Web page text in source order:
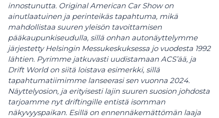
innostunutta. Original American Car Show on
ainutlaatuinen ja perinteikäs tapahtuma, mikä
mahdollistaa suuren yleisön tavoittamisen
pääkaupunkiseudulla, sillä onhan autonäyttelymme
järjestetty Helsingin Messukeskuksessa jo vuodesta 1992
lähtien. Pyrimme jatkuvasti uudistamaan ACS’ää, ja
Drift World on siitä loistava esimerkki, sillä
tapahtumatiimimme lanseerasi sen vuonna 2024.
Näyttelyosion, ja erityisesti lajin suuren suosion johdosta
tarjoamme nyt driftingille entistä isomman
näkyvyyspaikan. Esillä on ennennäkemättömän laaja